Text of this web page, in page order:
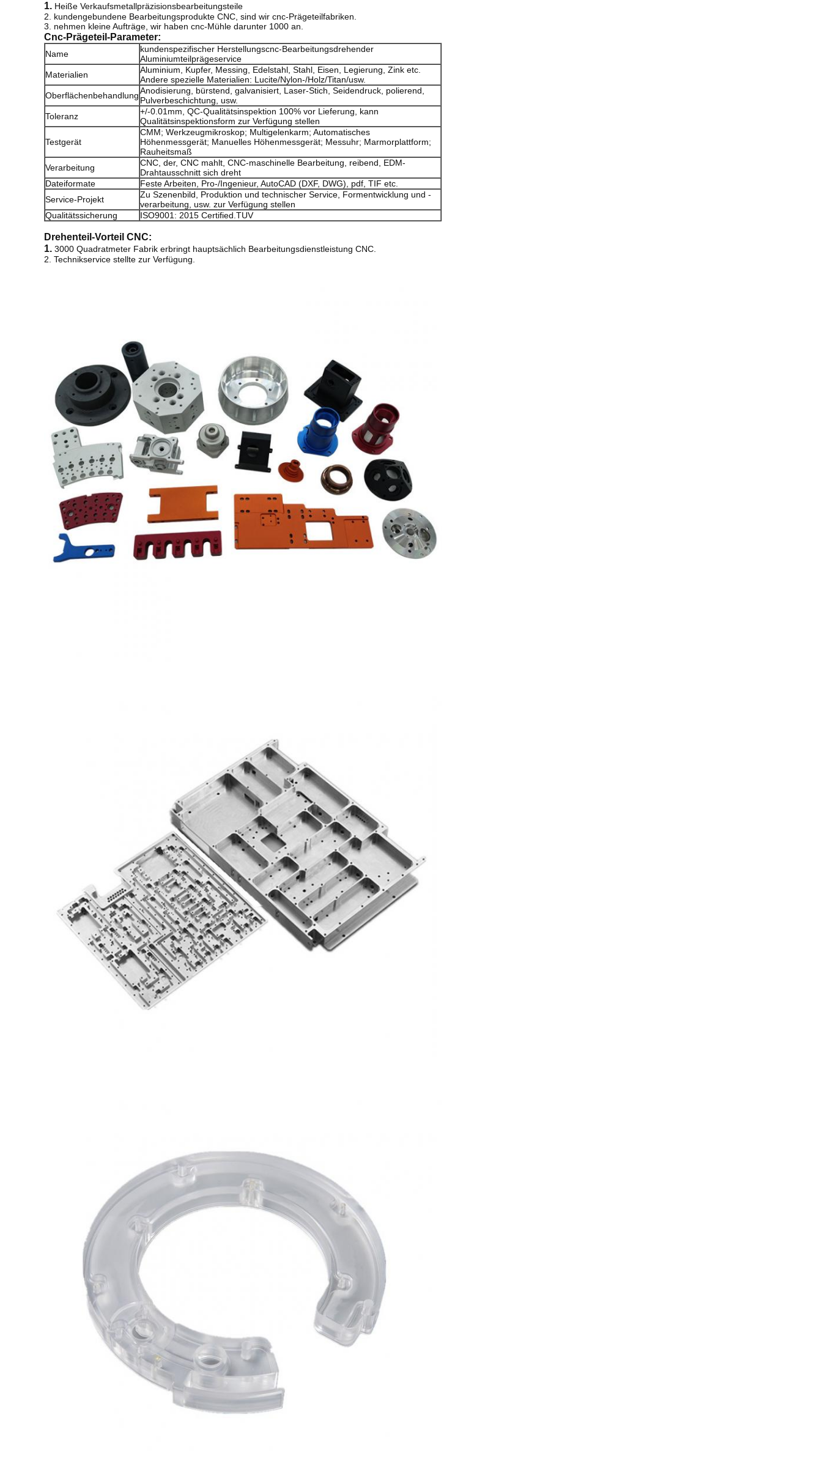
1. Heiße Verkaufsmetallpräzisionsbearbeitungsteile
2. kundengebundene Bearbeitungsprodukte CNC, sind wir cnc-Prägeteilfabriken.
3. nehmen kleine Aufträge, wir haben cnc-Mühle darunter 1000 an.
Cnc-Prägeteil-Parameter:
Name
kundenspezifischer Herstellungscnc-Bearbeitungsdrehender
Aluminiumteilprägeservice
Materialien
Aluminium, Kupfer, Messing, Edelstahl, Stahl, Eisen, Legierung, Zink etc.
Andere spezielle Materialien: Lucite/Nylon-/Holz/Titan/usw.
OberflächenbehandlungAnodisierung, bürstend, galvanisiert, Laser-Stich, Seidendruck, polierend,
Pulverbeschichtung, usw.
Toleranz
+/-0.01mm, QC-Qualitätsinspektion 100% vor Lieferung, kann
Qualitätsinspektionsform zur Verfügung stellen
Testgerät
CMM; Werkzeugmikroskop; Multigelenkarm; Automatisches
Höhenmessgerät; Manuelles Höhenmessgerät; Messuhr; Marmorplattform;
Rauheitsmaß
Verarbeitung
CNC, der, CNC mahlt, CNC-maschinelle Bearbeitung, reibend, EDM-
Drahtausschnitt sich dreht
Dateiformate
Feste Arbeiten, Pro-/Ingenieur, AutoCAD (DXF, DWG), pdf, TIF etc.
Service-Projekt
Zu Szenenbild, Produktion und technischer Service, Formentwicklung und -
verarbeitung, usw. zur Verfügung stellen
Qualitätssicherung
ISO9001: 2015 Certified.TUV
Drehenteil-Vorteil CNC:
1. 3000 Quadratmeter Fabrik erbringt hauptsächlich Bearbeitungsdienstleistung CNC.
2. Technikservice stellte zur Verfügung.